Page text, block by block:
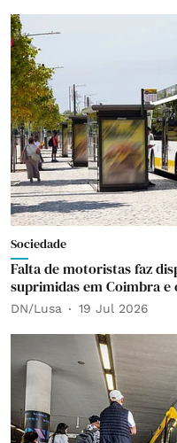
Sociedade
Falta de motoristas faz
suprimidas em Coimbra
DN/Lusa 19 Jul 2026